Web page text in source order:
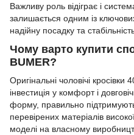
Важливу роль відіграє і
залишається одним із
надійну посадку та
Чому варто купити
BUMER?
Оригінальні чоловічі
інвестиція у комфорт і
форму, правильно
перевірених матеріалів
моделі на власному